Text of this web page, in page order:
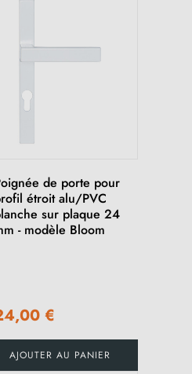
de porte pour
étroit alu/PVC
sur plaque 24
- modèle Bloom
€
AJOUTER AU PANIER